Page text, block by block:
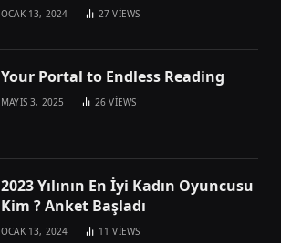
OCAK 13, 2024 27VIEWS
Your Portal to Endless Reading
MAYIS 3, 2025 26VIEWS
2023 Yılının En İyi Kadın Oyuncusu
Kim ? Anket Başladı
OCAK 13, 2024 11VIEWS